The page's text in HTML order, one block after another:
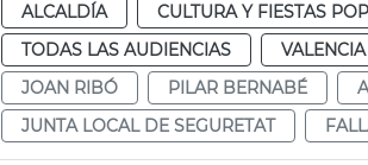
ALCALDÍA CULTURA Y FIESTAS
TODAS LAS AUDIENCIAS
VALENCIA
JOAN RIBÓ
PILAR BERNABÉ
JUNTA LOCAL DE SEGURETAT